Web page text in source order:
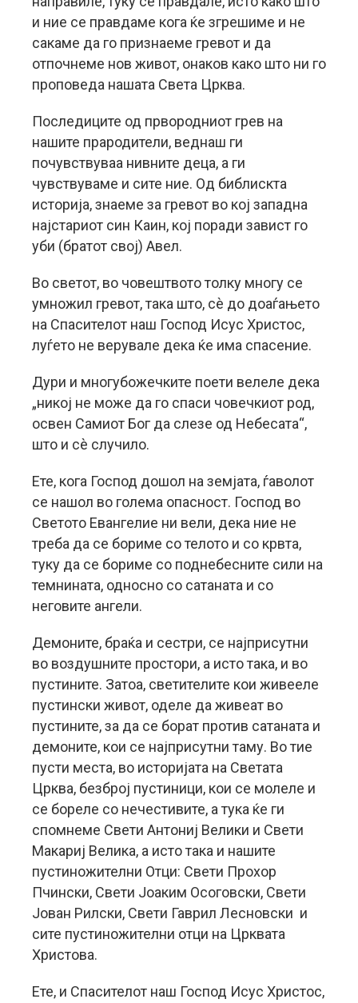
и ние се правдаме кога ќе згрешиме и не
сакаме да го признаеме гревот и да
отпочнеме нов живот, онаков како што ни го
проповеда нашата Света Црква.
Последиците од првородниот грев на
нашите прародители, веднаш ги
почувствуваа нивните деца, а ги
чувствуваме и сите ние. Од библискта
историја, знаеме за гревот во кој западна
најстариот син Каин, кој поради завист го
уби (братот свој) Авел.
Во светот, во човештвото толку многу се
умножил гревот, така што, сè до доаѓањето
на Спасителот наш Господ Исус Христос,
луѓето не верувале дека ќе има спасение.
Дури и многубожечките поети велеле дека
„никој не може да го спаси човечкиот род,
освен Самиот Бог да слезе од Небесата“,
што и сè случило.
Ете, кога Господ дошол на земјата, ѓаволот
се нашол во голема опасност. Господ во
Светото Евангелие ни вели, дека ние не
треба да се бориме со телото и со крвта,
туку да се бориме со поднебесните сили на
темнината, односно со сатаната и со
неговите ангели.
Демоните, браќа и сестри, се најприсутни
во воздушните простори, а исто така, и во
пустините. Затоа, светителите кои живееле
пустински живот, оделе да живеат во
пустините, за да се борат против сатаната и
демоните, кои се најприсутни таму. Во тие
пусти места, во историјата на Светата
Црква, безброј пустиници, кои се молеле и
се бореле со нечестивите, а тука ќе ги
спомнеме Свети Антониј Велики и Свети
Макариј Велика, а исто така и нашите
пустиножителни Отци: Свети Прохор
Пчински, Свети Јоаким Осоговски, Свети
Јован Рилски, Свети Гаврил Лесновски и
сите пустиножителни отци на Црквата
Христова.
Ете, и Спасителот наш Господ Исус Христос,